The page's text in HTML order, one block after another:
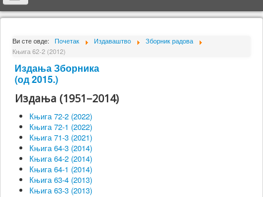
Почетна
О Институту
Сарадници
Пројекти
Издаваштво
Активности
Сарадња
Новости
Библиотека
Ви сте овде: Почетак Издаваштво
Зборник радова
Књига 62-2 (2012)
Издања Зборника
(од 2015.)
Издања (1951–2014)
Књига 72-2 (2022)
Књига 72-1 (2022)
Књига 71-3 (2021)
Књига 64-3 (2014)
Књига 64-2 (2014)
Књига 64-1 (2014)
Књига 63-4 (2013)
Књига 63-3 (2013)